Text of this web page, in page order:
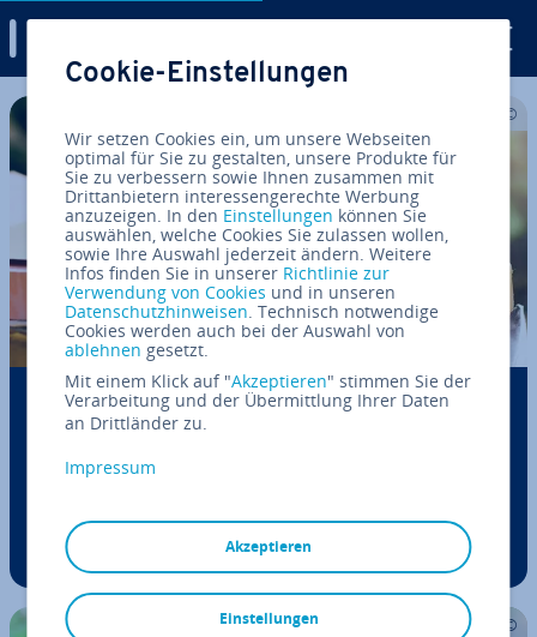
Zum Haupt­in­halt springen
Kas­sen­buch-Vorlagen: Eine nützliche Hilfe
bei der Buch­hal­tung
Sie möchten Ihr Kas­sen­buch elek­tro­nisch führen
Vorlage? Bei uns finden Sie einen Kas­sen­buch-
Vordruck zum kos­ten­lo­sen Download als Excel-
Tabelle. Darüber hinaus erfahren Sie, wer überhaupt
ein Kas­sen­buch führen muss, welche Angaben…
Cookie-Einstellungen
Wir setzen Cookies ein, um unsere Webseiten
optimal für Sie zu gestalten, unsere Produkte für
Sie zu verbessern sowie Ihnen zusammen mit
Drittanbietern interessengerechte Werbung
anzuzeigen. In den Einstellungen können Sie
auswählen, welche Cookies Sie zulassen wollen,
sowie Ihre Auswahl jederzeit ändern. Weitere
Infos finden Sie in unserer Richtlinie zur
Verwendung von Cookies und in unseren
Datenschutzhinweisen. Technisch notwendige
Cookies werden auch bei der Auswahl von
ablehnen gesetzt.
Mit einem Klick auf "Akzeptieren" stimmen Sie der
Verarbeitung und der Übermittlung Ihrer Daten
an Drittländer zu.
Impressum
Akzeptieren
Einstellungen